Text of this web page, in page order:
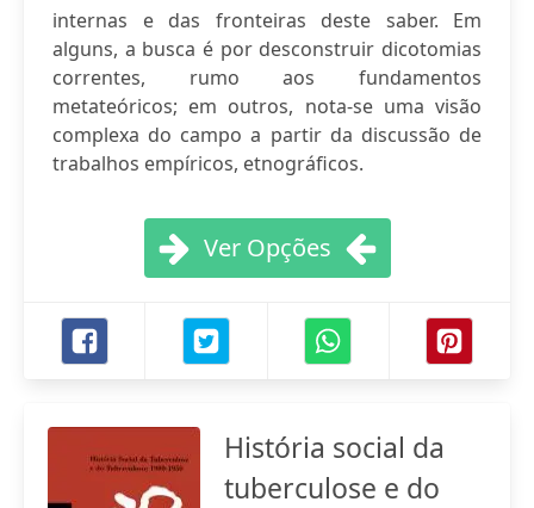
internas e das fronteiras deste saber. Em
alguns, a busca é por desconstruir dicotomias
correntes, rumo aos fundamentos
metateóricos; em outros, nota-se uma visão
complexa do campo a partir da discussão de
trabalhos empíricos, etnográficos.
Ver Opções
História social da
tuberculose e do